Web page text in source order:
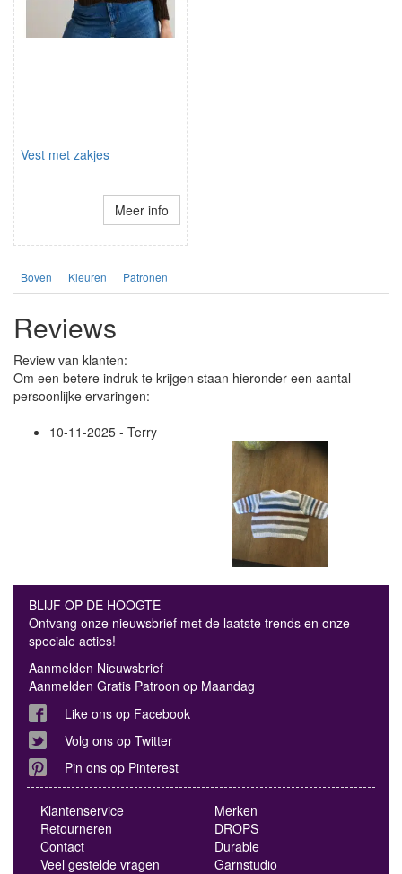
Vest met zakjes
Meer info
Boven Kleuren Patronen
Reviews
Review van klanten:
Om een betere indruk te krijgen staan hieronder een aantal
persoonlijke ervaringen:
10-11-2025 - Terry
BLIJF OP DE HOOGTE
Ontvang onze nieuwsbrief met de laatste trends en onze
speciale acties!
Aanmelden Nieuwsbrief
Aanmelden Gratis Patroon op Maandag
Like ons op Facebook
Volg ons op Twitter
Pin ons op Pinterest
Klantenservice
Retourneren
Contact
Veel gestelde vragen
Merken
DROPS
Durable
Garnstudio